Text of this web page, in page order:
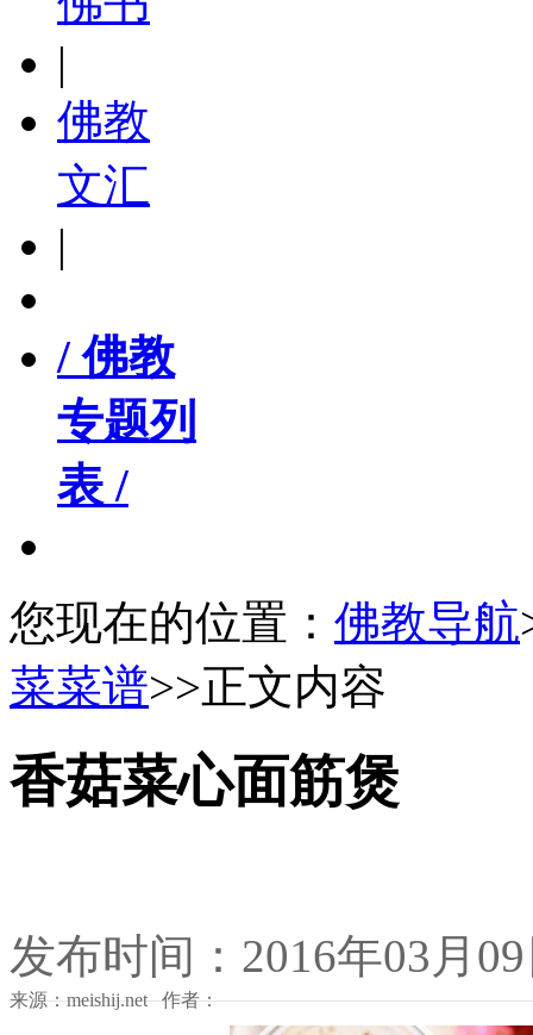
|
佛教
文汇
|
/ 佛教
专题列
表 /
您现在的位置： 佛教导航
菜菜谱>>正文内容
香菇菜心面筋煲
发布时间：2016年03月
来源：meishij.net 作者：